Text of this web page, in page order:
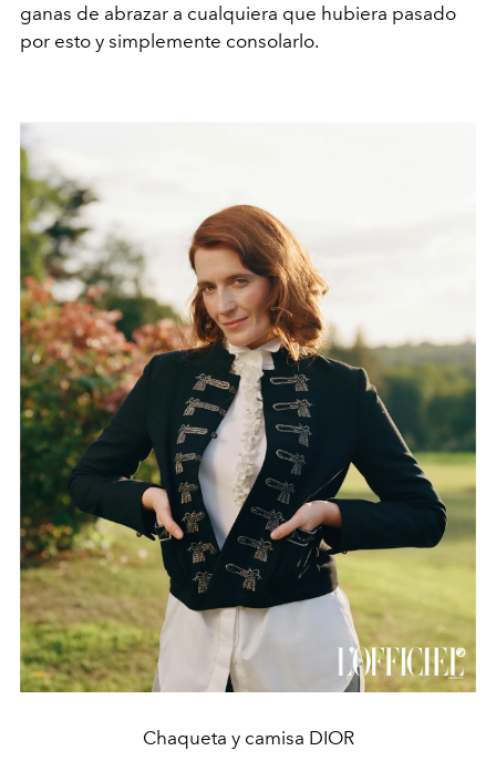
ganas de abrazar a cualquiera que hubiera pasado
por esto y simplemente consolarlo.
Chaqueta y camisa DIOR